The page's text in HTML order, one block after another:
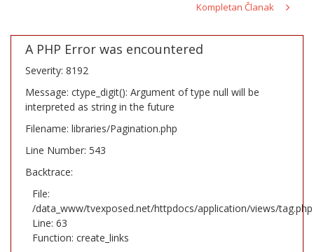
Kompletan Članak
A PHP Error was encountered
Severity: 8192
Message: ctype_digit(): Argument of type null will be
interpreted as string in the future
Filename: libraries/Pagination.php
Line Number: 543
Backtrace:
File:
/data_www/tvexposed.net/httpdocs/application/views/tag.php
Line: 63
Function: create_links